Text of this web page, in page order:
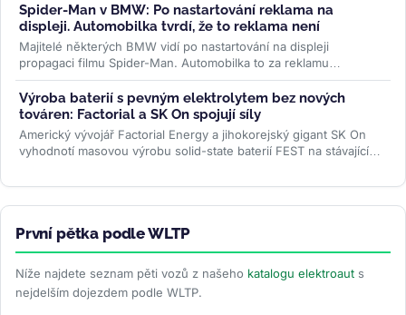
Spider-Man v BMW: Po nastartování reklama na
displeji. Automobilka tvrdí, že to reklama není
Majitelé některých BMW vidí po nastartování na displeji
propagaci filmu Spider-Man. Automobilka to za reklamu
nepovažuje, řidiči ale mluví...>>
Výroba baterií s pevným elektrolytem bez nových
továren: Factorial a SK On spojují síly
Americký vývojář Factorial Energy a jihokorejský gigant SK On
vyhodnotí masovou výrobu solid-state baterií FEST na stávajících
První pětka podle WLTP
Níže najdete seznam pěti vozů z našeho katalogu elektroaut s
nejdelším dojezdem podle WLTP.